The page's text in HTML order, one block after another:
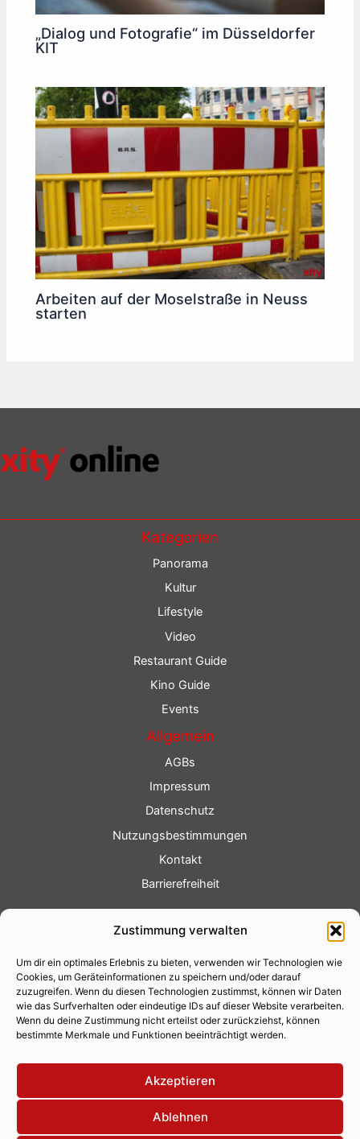
Zustimmung verwalten
Um dir ein optimales Erlebnis zu bieten, verwenden wir Technologien wie
Cookies, um Geräteinformationen zu speichern und/oder darauf
zuzugreifen. Wenn du diesen Technologien zustimmst, können wir Daten
wie das Surfverhalten oder eindeutige IDs auf dieser Website verarbeiten.
Wenn du deine Zustimmung nicht erteilst oder zurückziehst, können
bestimmte Merkmale und Funktionen beeinträchtigt werden.
Akzeptieren
Ablehnen
„Dialog und Fotografie“ im Düsseldorfer
KIT
Arbeiten auf der Moselstraße in Neuss
starten
Kategorien
Panorama
Kultur
Lifestyle
Video
Restaurant Guide
Kino Guide
Events
Allgemein
AGBs
Impressum
Datenschutz
Nutzungsbestimmungen
Kontakt
Barrierefreiheit
Fotoservice
Videoservice
Werbung
Contenterstellung
Lokalnachrichten
Lokalfernsehen
Eventkalender